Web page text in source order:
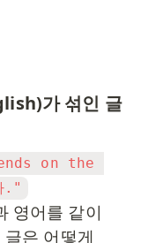
가 섞인 글
on the
영어를 같이
은 어떻게